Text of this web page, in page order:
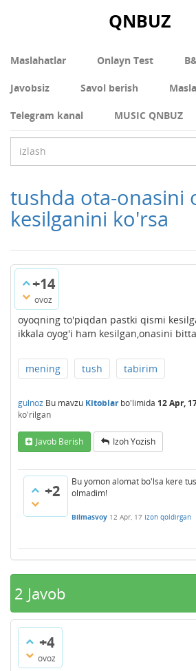
QNBUZ
Maslahatlar Onlayn Test
Javobsiz Savol berish
Telegram kanal MUSIC QNBUZ
tushda ota-onasini
kesilganini ko'rsa
+14
ovoz
oyoqning to'piqdan pastki qismi
ikkala oyog'i ham kesilgan,onasini
mening tush tabirim
gulnoz Bu mavzu Kitoblarbo'limida 12 Apr,
ko'rilgan
Javob Berish Izoh Yozish
+2
Bu yomon alomat bo'lsa kere
olmadim!
Bilmasvoy 12 Apr, 17 Izoh qoldirgan
2 Javob
+4
ovoz